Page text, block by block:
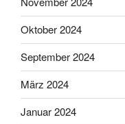
Oktober 2024
September 2024
März 2024
Januar 2024